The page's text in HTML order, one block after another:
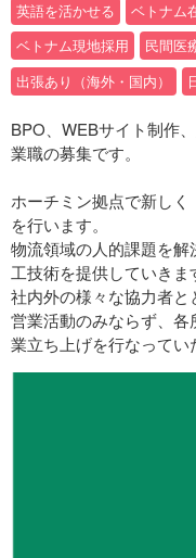
英語を活かせる ベトナム
ベトナム現地採用
民間医
出張あり（海外・国内）
BPO、WEBサイト制作
業職の募集です。
ホーチミン拠点で新し
を行います。
物流領域の人的課題を
工技術を提供していきま
社内外の様々な協力者
営業活動のみならず、
業立ち上げを行なってい